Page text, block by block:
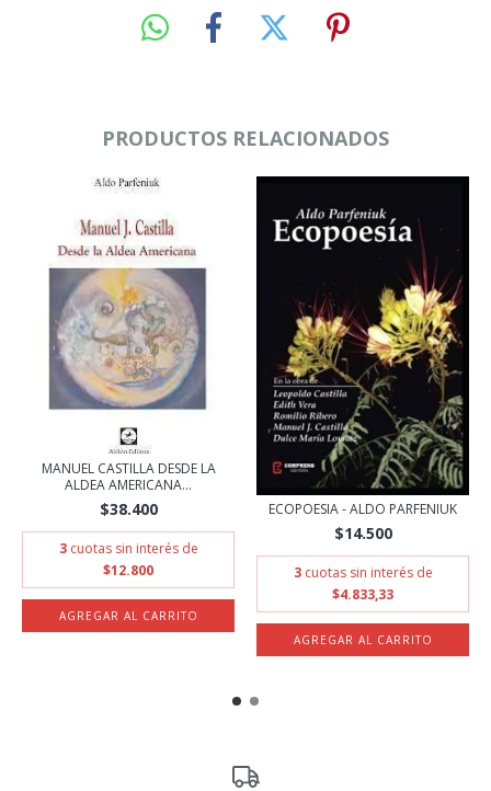
PRODUCTOS RELACIONADOS
MANUEL CASTILLA DESDE LA
ALDEA AMERICANA...
$38.400
3 cuotas sin interés de
$12.800
ECOPOESIA - ALDO PARFENIUK
$14.500
3 cuotas sin interés de
$4.833,33